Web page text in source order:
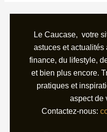
Le Caucase, votre
astuces et actualités
finance, du lifestyle,
et bien plus encore.
pratiques et
aspect de
Contactez-nous: